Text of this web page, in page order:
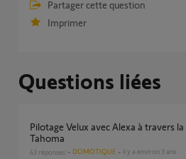
Partager cette question
Imprimer
Questions liées
Pilotage Velux avec Alexa à travers la box
Tahoma
43 réponses DOMOTIQUE il y a environ 3 ans